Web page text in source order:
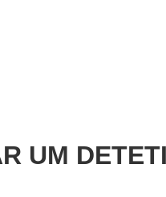
UM